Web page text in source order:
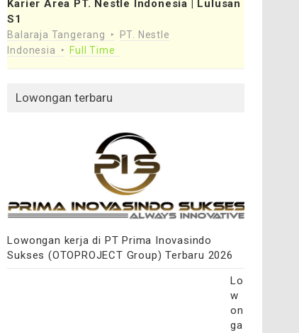
Karier Area PT. Nestle Indonesia | Lulusan
S1
Balaraja Tangerang
PT. Nestle
Indonesia
Full Time
Lowongan terbaru
Lowongan kerja di PT Prima Inovasindo
Sukses (OTOPROJECT Group) Terbaru 2026
Lo
w
on
ga